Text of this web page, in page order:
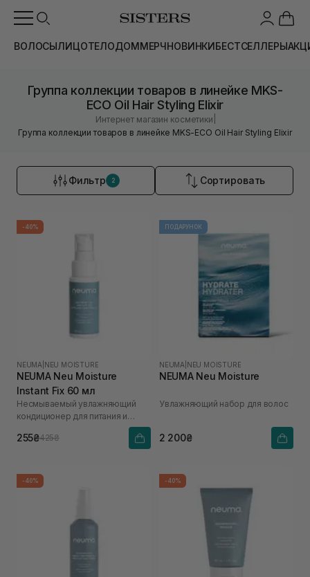
ВОЛОСЫЛИЦОТЕЛОДОММЕРЧНОВИНКИБЕСТСЕЛЛЕРЫ
Группа коллекции товаров в линейке MKS-
ECO Oil Hair Styling Elixir
Интернет магазин косметики
Группа коллекции товаров в линейке MKS-ECO Oil Hair Styling Elixir
Фильтр 2 Сортировать
-40%
NEUMA NEU MOISTURE
NEUMA Neu Moisture
Instant Fix 60 мл
Несмываемый увлажняющий
кондиционер для питания и
255₴425₴
ПОДАРУНОК
NEUMA NEU MOISTURE
NEUMA Neu Moisture
Увлажняющий набор для волос
2 200₴
-40% -40%